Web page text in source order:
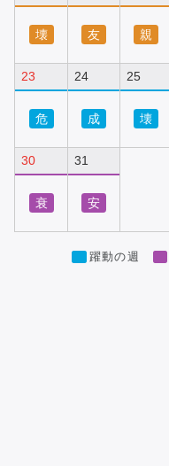
壊 友 親
23
危
24
成
25
壊
30
衰
31
安
躍動の週